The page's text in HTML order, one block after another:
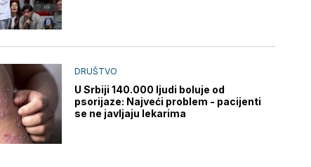
DRUŠTVO
U Srbiji 140.000 ljudi boluje od
psorijaze: Najveći problem - pacijenti
se ne javljaju lekarima